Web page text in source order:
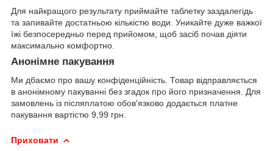
Для найкращого результату приймайте таблетку заздалегідь
та запивайте достатньою кількістю води. Уникайте дуже важкої
їжі безпосередньо перед прийомом, щоб засіб почав діяти
максимально комфортно.
Анонімне пакування
Ми дбаємо про вашу конфіденційність. Товар відправляється
в анонімному пакуванні без згадок про його призначення. Для
замовлень із післяплатою обов'язково додається платне
пакування вартістю 9,99 грн.
Приховати